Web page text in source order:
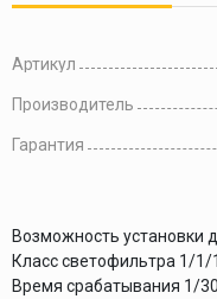
Артикул
Производитель
Гарантия
Возможность установки
Класс светофильтра 1/1/
Время срабатывания 1/